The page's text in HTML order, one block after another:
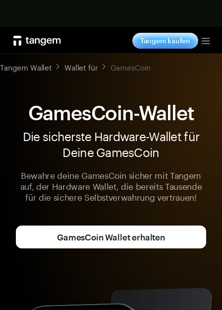
Tangem kaufen
Tangem Wallet Wallet für GamesCoin
GamesCoin-Wallet
Die sicherste Hardware-Wallet für
Deine GamesCoin
Bewahre deine GamesCoin sicher mit Tangem
auf, der Hardware Wallet, die bereits Tausende
für die sichere Selbstverwahrung vertrauen!
GamesCoin Wallet erhalten